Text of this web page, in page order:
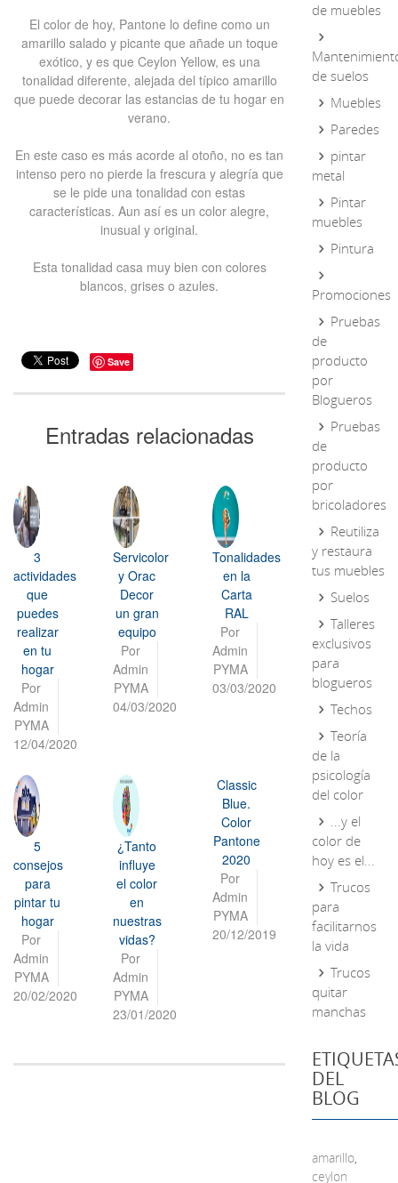
El color de hoy, Pantone lo define como un
amarillo salado y picante que añade un toque
exótico, y es que Ceylon Yellow, es una
tonalidad diferente, alejada del típico amarillo
que puede decorar las estancias de tu hogar en
verano.
En este caso es más acorde al otoño, no es tan
intenso pero no pierde la frescura y alegría que
se le pide una tonalidad con estas
características. Aun así es un color alegre,
inusual y original.
Esta tonalidad casa muy bien con colores
blancos, grises o azules.
Save
Entradas relacionadas
3
actividades
que
puedes
realizar
en tu
hogar
Por
Admin
PYMA
12/04/2020
Servicolor
y Orac
Decor
un gran
equipo
Por
Admin
PYMA
04/03/2020
Tonalidades
en la
Carta
RAL
Por
Admin
PYMA
03/03/2020
5
consejos
para
pintar tu
hogar
Por
Admin
PYMA
20/02/2020
¿Tanto
influye
el color
en
nuestras
vidas?
Por
Admin
PYMA
23/01/2020
Classic
Blue.
Color
Pantone
2020
Por
Admin
PYMA
20/12/2019
de muebles
de suelos
Muebles
Paredes
pintar
metal
Pintar
muebles
Pintura
Promociones
Pruebas
de
producto
por
Blogueros
Pruebas
de
producto
por
bricoladores
Reutiliza
y restaura
tus muebles
Suelos
Talleres
exclusivos
para
blogueros
Techos
Teoría
de la
psicología
del color
...y el
color de
hoy es el...
Trucos
para
facilitarnos
la vida
Trucos
quitar
manchas
DEL
BLOG
amarillo,
ceylon